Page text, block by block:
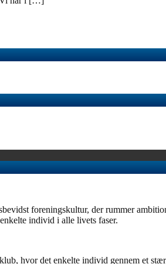
foreningskultur, der rummer
individ i alle livets faser.
hvor det enkelte individ gennem et